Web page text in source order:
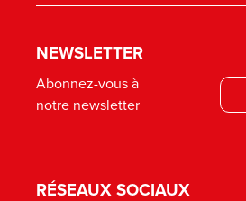
NEWSLETTER
Abonnez-vous à
notre newsletter
RÉSEAUX SOCIAUX